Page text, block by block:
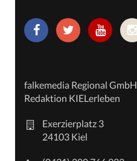
falkemedia Regional GmbH
Redaktion KIELerleben
Exerzierplatz 3
24103 Kiel